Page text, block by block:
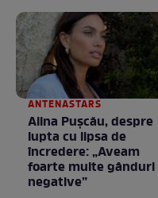
ANTENASTARS
Alina Pușcău, despre
lupta cu lipsa de
încredere: „Aveam
foarte multe gânduri
negative”